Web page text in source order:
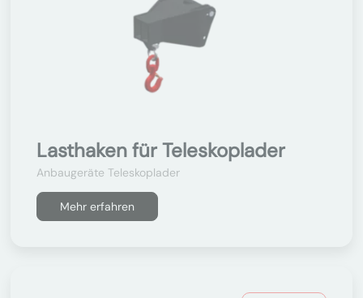
Lasthaken für Teleskoplader
Anbaugeräte Teleskoplader
Mehr erfahren